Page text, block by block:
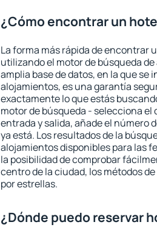
¿Cómo encontrar un
La forma más rápida de encontrar
utilizando el motor de búsqueda
amplia base de datos, en la que se
alojamientos, es una garantía
exactamente lo que estás
motor de búsqueda - selecciona el
entrada y salida, añade el número
ya está. Los resultados de la
alojamientos disponibles para las
la posibilidad de comprobar
centro de la ciudad, los métodos
por estrellas.
¿Dónde puedo reservar